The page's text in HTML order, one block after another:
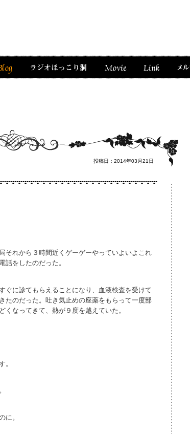
投稿日：2014年03月21日
それから３時間近くゲーゲーやっていよいよこれ
話をしたのだった。
ぐに診てもらえることになり、血液検査を受けて
たのだった。吐き気止めの座薬をもらって一度部
なってきて、熱が９度を越えていた。
。
に。